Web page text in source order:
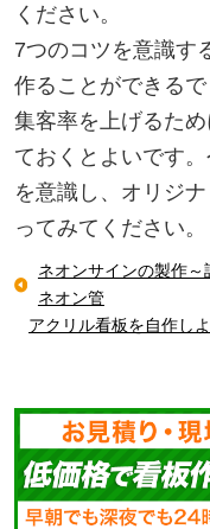
ください。
7つのコツを意識す
作ることができる
集客率を上げるた
ておくとよいです
を意識し、オリジ
ってみてください。
ネオンサインの製作
ネオン管
アクリル看板を自作し